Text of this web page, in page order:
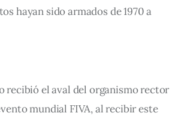
hayan sido armados de 1970 a
recibió el aval del organismo rector
mundial FIVA, al recibir este